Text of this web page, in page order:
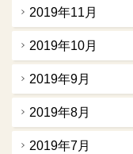
2019年11月
2019年10月
2019年9月
2019年8月
2019年7月